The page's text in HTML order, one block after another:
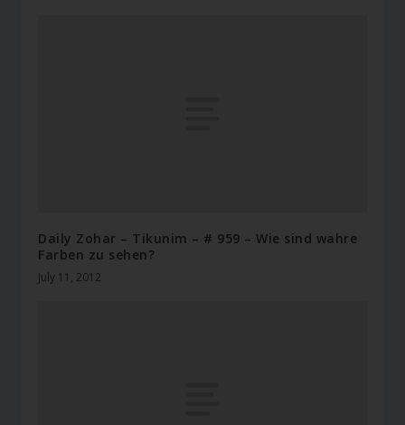
Daily Zohar – Tikunim – # 959 – Wie sind wahre
Farben zu sehen?
July 11, 2012